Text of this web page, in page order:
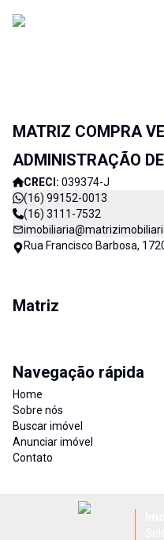
MATRIZ COMPRA
ADMINISTRAÇÃO
CRECI: 039374-J
(16) 99152-0013
(16) 3111-7532
Rua Francisco Barbosa,
Matriz
Navegação rápida
Home
Sobre nós
Buscar imóvel
Anunciar imóvel
Contato